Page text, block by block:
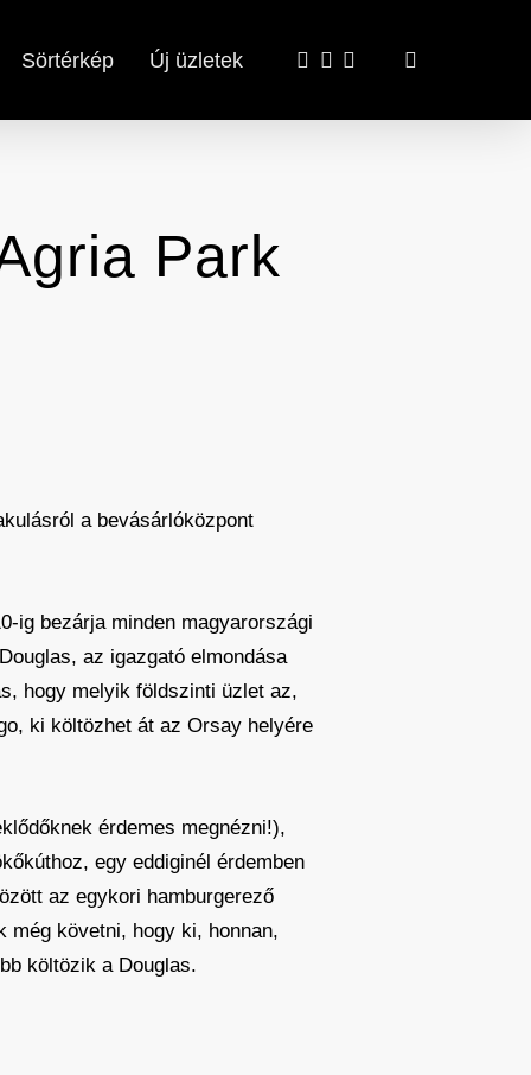
Sörtérkép Új üzletek
x- facebook
email
Park
a bevásárlóközpont
ig bezárja minden magyarországi
az igazgató elmondása
hogy melyik földszinti üzlet az,
ki költözhet át az Orsay helyére
érdemes megnézni!),
egy eddiginél érdemben
az egykori hamburgerező
még követni, hogy ki, honnan,
költözik a Douglas.